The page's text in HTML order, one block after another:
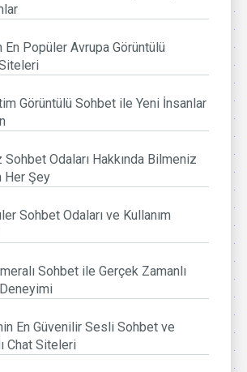
En Popüler Avrupa Görüntülü
Görüntülü Sohbet ile Yeni İnsanlar
Odaları Hakkında Bilmeniz
Her Şey
Sohbet Odaları ve Kullanım
Sohbet ile Gerçek Zamanlı
En Güvenilir Sesli Sohbet ve
Chat Siteleri